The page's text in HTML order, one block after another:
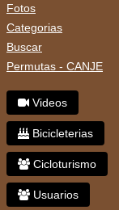
Fotos
Categorias
Buscar
Permutas - CANJE
Videos
Bicicleterias
Cicloturismo
Usuarios